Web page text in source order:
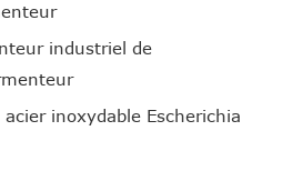
industriel de
inoxydable Escherichia